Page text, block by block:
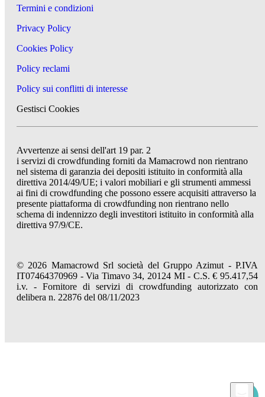
Termini e condizioni
Privacy Policy
Cookies Policy
Policy reclami
Policy sui conflitti di interesse
Gestisci Cookies
Avvertenze ai sensi dell'art 19 par. 2
i servizi di crowdfunding forniti da Mamacrowd non rientrano
nel sistema di garanzia dei depositi istituito in conformità alla
direttiva 2014/49/UE; i valori mobiliari e gli strumenti ammessi
ai fini di crowdfunding che possono essere acquisiti attraverso la
presente piattaforma di crowdfunding non rientrano nello
schema di indennizzo degli investitori istituito in conformità alla
direttiva 97/9/CE.
© 2026 Mamacrowd Srl società del Gruppo Azimut - P.IVA
IT07464370969 - Via Timavo 34, 20124 MI - C.S. € 95.417,54
i.v. - Fornitore di servizi di crowdfunding autorizzato con
delibera n. 22876 del 08/11/2023